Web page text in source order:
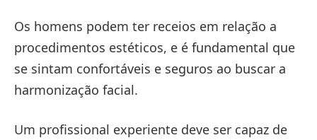
Os homens podem ter receios em relação a
procedimentos estéticos, e é fundamental que
se sintam confortáveis e seguros ao buscar a
harmonização facial.
Um profissional experiente deve ser capaz de